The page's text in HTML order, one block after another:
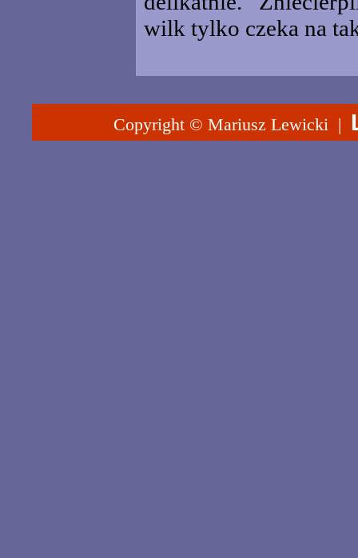
wilk tylko czeka na
Copyright © Mariusz Lewicki |